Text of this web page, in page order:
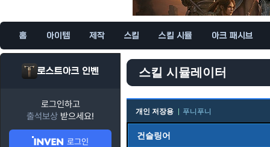
홈 아이템 제작 스킬 스킬 시뮬 아크 패시브
로스트아크 인벤
로그인하고
출석보상 받으세요!
로그인
스킬 시뮬레이터
개인 저장용 푸니푸니
건슬링어